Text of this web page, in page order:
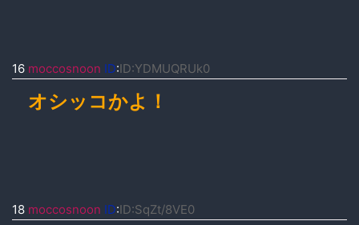
16 moccosnoon ID:ID:YDMUQRUk0
オシッコかよ！
18 moccosnoon ID:ID:SqZt/8VE0